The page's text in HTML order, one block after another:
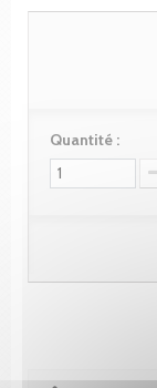
Quantité :